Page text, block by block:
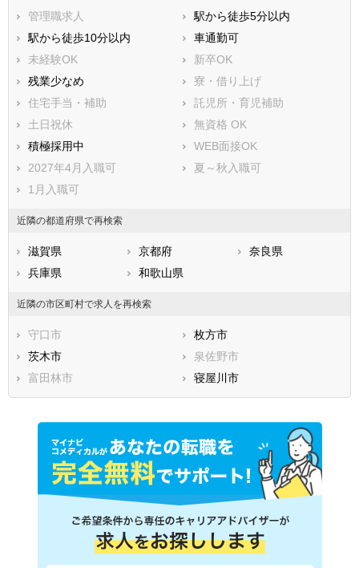
摂津市
藤井寺市
東大阪市
四條畷市
交野市
大阪狭山市
阪南市
三島郡島本町
豊能郡豊能町
泉北郡忠岡町
泉南郡熊取町
泉南郡田尻町
泉南郡岬町
南河内郡太子町
管理職求人
駅から徒歩5分以内
駅から徒歩10分以内
車通勤可
未経験OK
新卒OK
残業少なめ
寮・借り上げ
住宅手当・補助
託児所・育児補助
土日祝休
無資格 OK
積極採用中
WEB面接OK
2027年4月入職可
夏～秋入職可
1月入職可
近隣の都道府県で再検索
滋賀県 京都府
奈良県
兵庫県
和歌山県
近隣の市区町村で求人を再検索
守口市
枚方市
茨木市
泉佐野市
富田林市
寝屋川市